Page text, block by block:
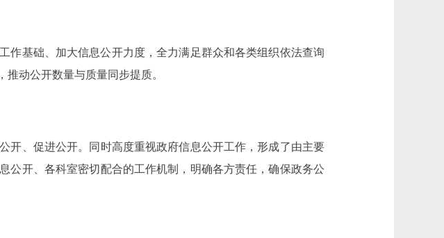
基础、加大信息公开力度，全力满足群众和各类组织依法查询
动公开数量与质量同步提质。
、促进公开。同时高度重视政府信息公开工作，形成了由主要
公开、各科室密切配合的工作机制，明确各方责任，确保政务公